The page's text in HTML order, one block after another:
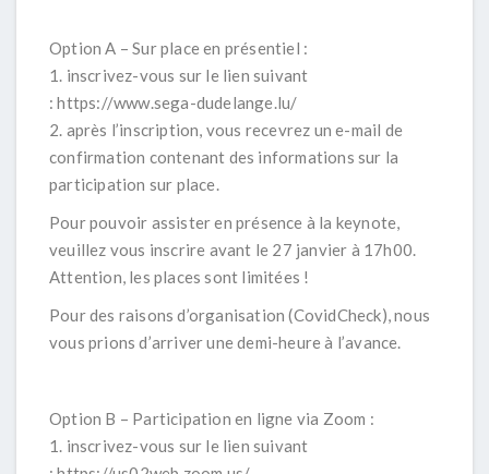
Option A – Sur place en présentiel :
1. inscrivez-vous sur le lien suivant
:https://www.sega-dudelange.lu/
2. après l’inscription, vous recevrez un e-mail de
confirmation contenant des informations sur la
participation sur place.
Pour pouvoir assister en présence à la keynote,
veuillez vous inscrire avant le 27 janvier à 17h00.
Attention, les places sont limitées !
Pour des raisons d’organisation (CovidCheck), nous
vous prions d’arriver une demi-heure à l’avance.
Option B – Participation en ligne via Zoom :
1. inscrivez-vous sur le lien suivant